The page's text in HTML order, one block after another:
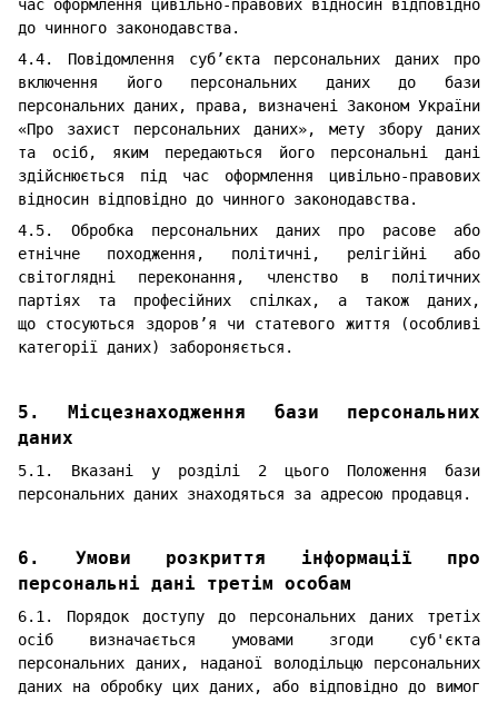
час оформлення цивільно-правових відносин відповідно
до чинного законодавства.
4.4. Повідомлення суб’єкта персональних даних про
включення його персональних даних до бази
персональних даних, права, визначені Законом України
«Про захист персональних даних», мету збору даних
та осіб, яким передаються його персональні дані
здійснюється під час оформлення цивільно-правових
відносин відповідно до чинного законодавства.
4.5. Обробка персональних даних про расове або
етнічне походження, політичні, релігійні або
світоглядні переконання, членство в політичних
партіях та професійних спілках, а також даних,
що стосуються здоров’я чи статевого життя (особливі
категорії даних) забороняється.
5. Місцезнаходження бази персональних
даних
5.1. Вказані у розділі 2 цього Положення бази
персональних даних знаходяться за адресою продавця.
6. Умови розкриття інформації про
персональні дані третім особам
6.1. Порядок доступу до персональних даних третіх
осіб визначається умовами згоди суб'єкта
персональних даних, наданої володільцю персональних
даних на обробку цих даних, або відповідно до вимог